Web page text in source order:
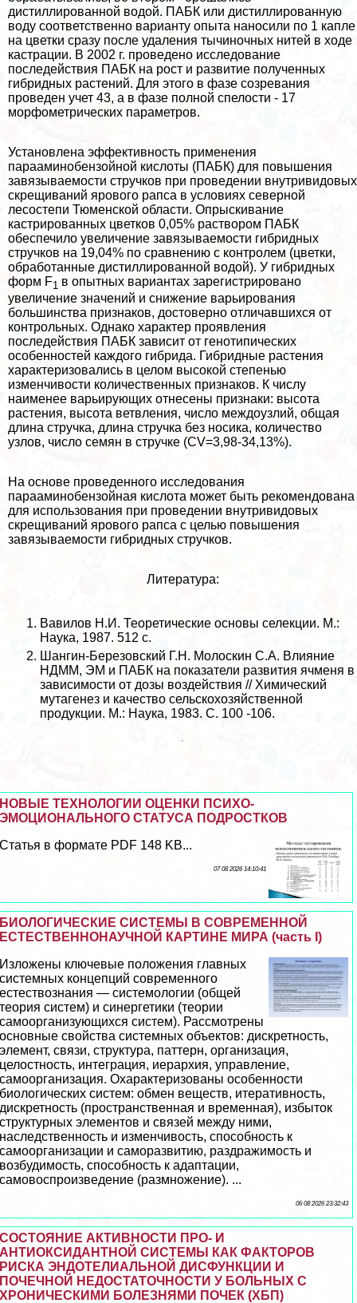
дистиллированной водой. ПАБК или дистиллированную
воду соответственно варианту опыта наносили по 1 капле
на цветки сразу после удаления тычиночных нитей в ходе
кастрации. В 2002 г. проведено исследование
последействия ПАБК на рост и развитие полученных
гибридных растений. Для этого в фазе созревания
проведен учет 43, а в фазе полной спелости - 17
морфометрических параметров.
Установлена эффективность применения
парааминобензойной кислоты (ПАБК) для повышения
завязываемости стручков при проведении внутривидовых
скрещиваний ярового рапса в условиях северной
лесостепи Тюменской области. Опрыскивание
кастрированных цветков 0,05% раствором ПАБК
обеспечило увеличение завязываемости гибридных
стручков на 19,04% по сравнению с контролем (цветки,
обработанные дистиллированной водой). У гибридных
форм F1 в опытных вариантах зарегистрировано
увеличение значений и снижение варьирования
большинства признаков, достоверно отличавшихся от
контрольных. Однако хаpaктер проявления
последействия ПАБК зависит от генотипических
особенностей каждого гибрида. Гибридные растения
хаpaктеризовались в целом высокой степенью
изменчивости количественных признаков. К числу
наименее варьирующих отнесены признаки: высота
растения, высота ветвления, число междоузлий, общая
длина стручка, длина стручка без носика, количество
узлов, число семян в стручке (CV=3,98-34,13%).
На основе проведенного исследования
парааминобензойная кислота может быть рекомендована
для использования при проведении внутривидовых
скрещиваний ярового рапса с целью повышения
завязываемости гибридных стручков.
Литература:
Вавилов Н.И. Теоретические основы селекции. М.:
Наука, 1987. 512 с.
Шангин-Березовский Г.Н. Молоскин С.А. Влияние
НДММ, ЭМ и ПАБК на показатели развития ячменя в
зависимости от дозы воздействия // Химический
мутагенез и качество сельскохозяйственной
продукции. М.: Наука, 1983. С. 100 -106.
НОВЫЕ ТЕХНОЛОГИИ ОЦЕНКИ ПСИХО-
ЭМОЦИОНАЛЬНОГО СТАТУСА ПОДРОСТКОВ
Статья в формате PDF 148 KB...
07 08 2026 14:10:41
БИОЛОГИЧЕСКИЕ СИСТЕМЫ В СОВРЕМЕННОЙ
ЕСТЕСТВЕННОНАУЧНОЙ КАРТИНЕ МИРА (часть I)
Изложены ключевые положения главных
системных концепций современного
естествознания — системологии (общей
теория систем) и синергетики (теории
самоорганизующихся систем). Рассмотрены
основные свойства системных объектов: дискретность,
элемент, связи, структура, паттерн, организация,
целостность, интеграция, иерархия, управление,
самоорганизация. Охаpaктеризованы особенности
биологических систем: обмен веществ, итеративность,
дискретность (прострaнcтвенная и временная), избыток
структурных элементов и связей между ними,
наследственность и изменчивость, способность к
самоорганизации и саморазвитию, раздражимость и
возбудимость, способность к адаптации,
самовоспроизведение (размножение). ...
06 08 2026 23:32:43
СОСТОЯНИЕ АКТИВНОСТИ ПРО- И
АНТИОКСИДАНТНОЙ СИСТЕМЫ КАК ФАКТОРОВ
РИСКА ЭНДОТЕЛИАЛЬНОЙ ДИСФУНКЦИИ И
ПОЧЕЧНОЙ НЕДОСТАТОЧНОСТИ У БОЛЬНЫХ С
ХРОНИЧЕСКИМИ БОЛЕЗНЯМИ ПОЧЕК (ХБП)